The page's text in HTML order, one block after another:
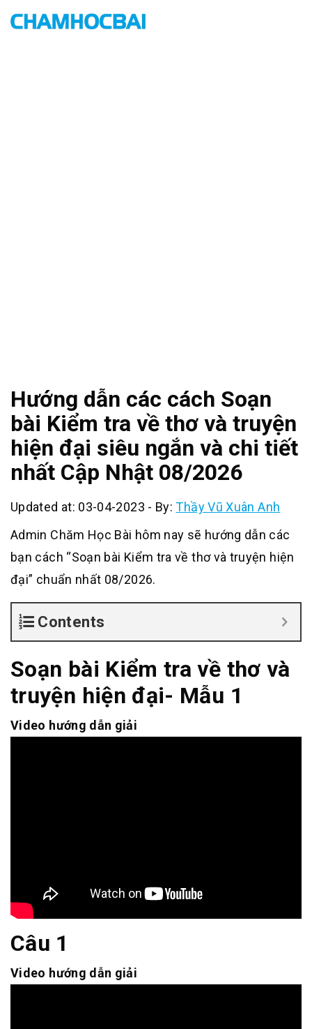
Hướng dẫn các cách Soạn
bài Kiểm tra về thơ và truyện
hiện đại siêu ngắn và chi tiết
nhất Cập Nhật 08/2026
Updated at: 03-04-2023 - By:Thầy Vũ Xuân Anh
Admin Chăm Học Bài hôm nay sẽ hướng dẫn các
bạn cách “Soạn bài Kiểm tra về thơ và truyện hiện
đại” chuẩn nhất 08/2026.
Contents
Soạn bài Kiểm tra về thơ và
truyện hiện đại- Mẫu 1
Video hướng dẫn giải
Câu 1
Video hướng dẫn giải